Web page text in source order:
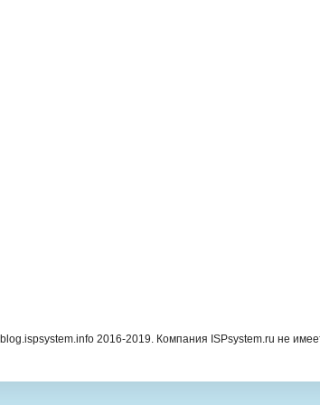
blog.ispsystem.info 2016-2019. Компания ISPsystem.ru не